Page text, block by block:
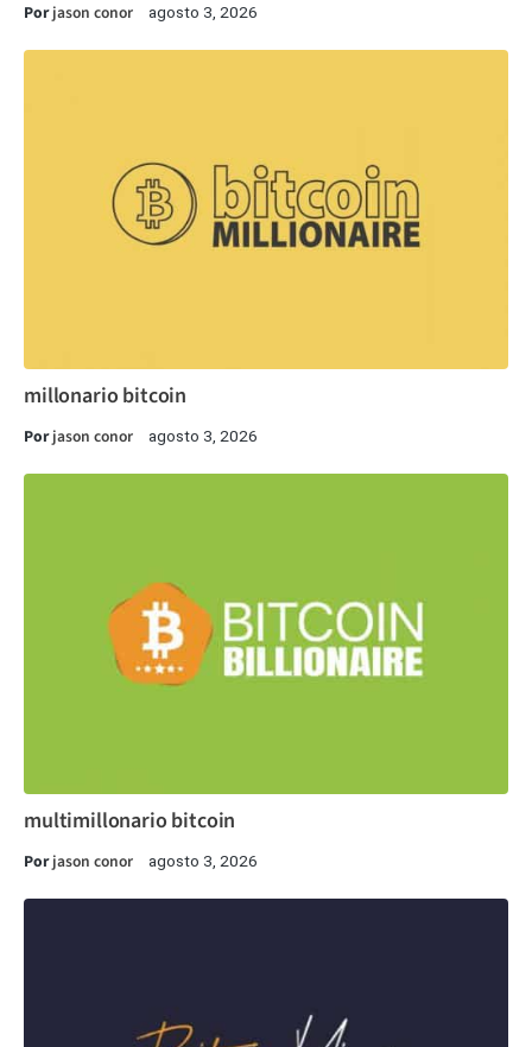
Porjason conor agosto 3, 2026
millonario bitcoin
Porjason conor agosto 3, 2026
multimillonario bitcoin
Porjason conor agosto 3, 2026